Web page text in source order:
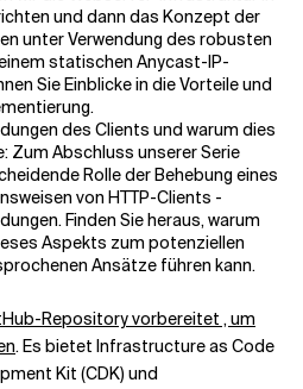
und dann das Konzept der
unter Verwendung des robusten
statischen Anycast-IP-
Sie Einblicke in die Vorteile und
des Clients und warum dies
Zum Abschluss unserer Serie
Rolle der Behebung eines
von HTTP-Clients -
Finden Sie heraus, warum
Aspekts zum potenziellen
Ansätze führen kann.
Repository vorbereitet , um
. Es bietet Infrastructure as Code
Kit (CDK) und